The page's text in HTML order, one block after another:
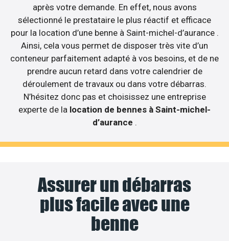
après votre demande. En effet, nous avons
sélectionné le prestataire le plus réactif et efficace
pour la location d’une benne à Saint-michel-d’aurance .
Ainsi, cela vous permet de disposer très vite d’un
conteneur parfaitement adapté à vos besoins, et de ne
prendre aucun retard dans votre calendrier de
déroulement de travaux ou dans votre débarras.
N’hésitez donc pas et choisissez une entreprise
experte de la location de bennes à Saint-michel-
d’aurance .
Assurer un débarras
plus facile avec une
benne